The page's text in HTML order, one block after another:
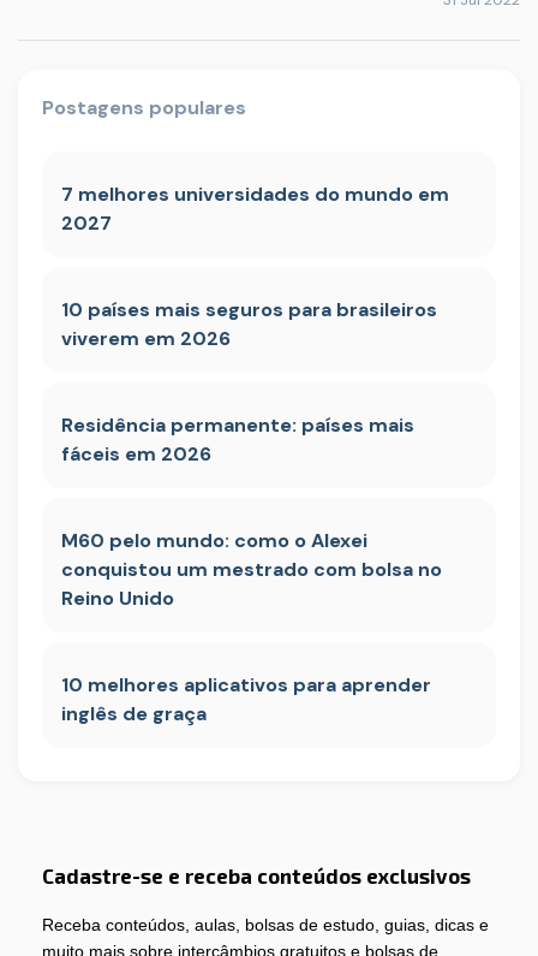
Postagens populares
7 melhores universidades do mundo em
2027
10 países mais seguros para brasileiros
viverem em 2026
Residência permanente: países mais
fáceis em 2026
M60 pelo mundo: como o Alexei
conquistou um mestrado com bolsa no
Reino Unido
10 melhores aplicativos para aprender
inglês de graça
Cadastre-se e receba conteúdos exclusivos
Receba conteúdos, aulas, bolsas de estudo, guias, dicas e
muito mais sobre intercâmbios gratuitos e bolsas de